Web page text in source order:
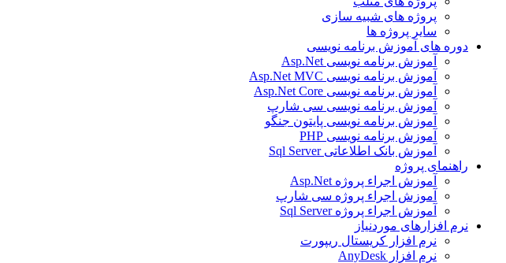
پروژه های شبیه سازی
سایر پروژه ها
دوره های آموزش برنامه نویسی
آموزش برنامه نویسی Asp.Net
آموزش برنامه نویسی Asp.Net MVC
آموزش برنامه نویسی Asp.Net Core
آموزش برنامه نویسی سی شارپ
آموزش برنامه نویسی پایتون جنگو
آموزش برنامه نویسی PHP
آموزش بانک اطلاعاتی Sql Server
راهنمای پروژه
آموزش اجراء پروژه Asp.Net
آموزش اجراء پروژه سی شارپ
آموزش اجراء پروژه Sql Server
نرم افزارهای موردنیاز
نرم افزار کریستال ریپورت
نرم افزار AnyDesk